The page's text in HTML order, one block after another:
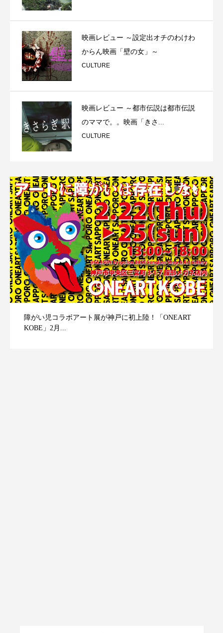
映画レビュー ～設定出オチのわけわ
からん映画「壁の女」～
CULTURE
映画レビュー ～都市伝説は都市伝説
のママで。。映画「きさ...
CULTURE
障がい児コラボアート展が神戸に初上陸！「ONEART
KOBE」2月...